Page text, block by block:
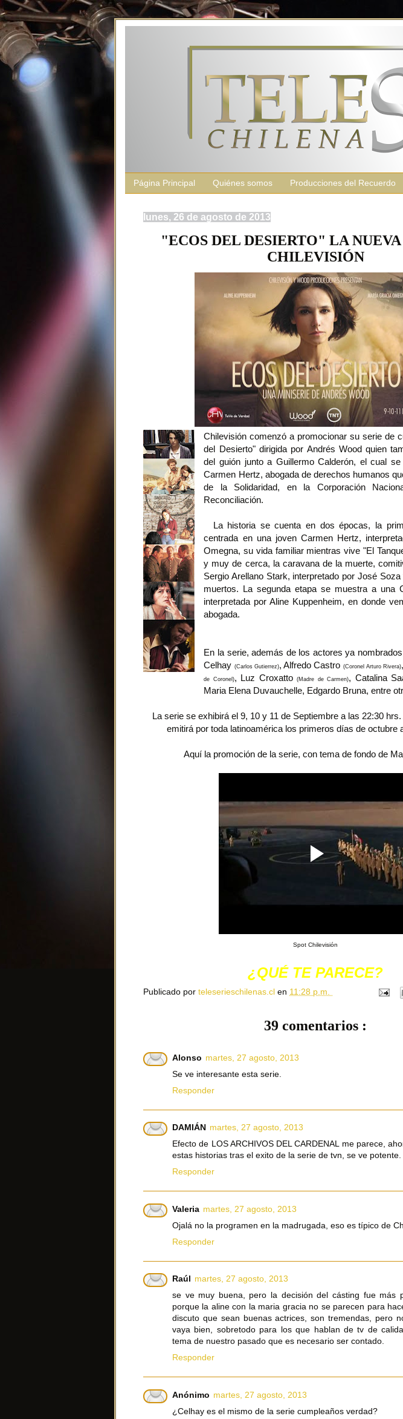
Página Principal Quiénes somos Producciones del Recuerdo
lunes, 26 de agosto de 2013
"ECOS DEL DESIERTO" LA NUEVA
CHILEVISIÓN
Chilevisión comenzó a promocionar su serie de
del Desierto" dirigida por Andrés Wood quien
del guión junto a Guillermo Calderón, el cual
Carmen Hertz, abogada de derechos humanos
de la Solidaridad, en la Corporación
Reconciliación.
La historia se cuenta en dos épocas, la
centrada en una joven Carmen Hertz,
Omegna, su vida familiar mientras vive "El
y muy de cerca, la caravana de la muerte,
Sergio Arellano Stark, interpretado por José
muertos. La segunda etapa se muestra a una
interpretada por Aline Kuppenheim, en donde
abogada.
En la serie, además de los actores ya
Celhay (Carlos Gutierrez), Alfredo Castro (Coronel Arturo Rivera)
de Coronel), Luz Croxatto(Madre de Carmen), Catalina
Maria Elena Duvauchelle, Edgardo Bruna, entre
La serie se exhibirá el 9, 10 y 11 de Septiembre a las 22:30
emitirá por toda latinoamérica los primeros días de octubre
Aquí la promoción de la serie, con tema de fondo de
Spot Chilevisión
¿QUÉ TE PARECE?
Publicado por teleserieschilenas.cl en 11:28 p.m.
39 comentarios :
Alonso martes, 27 agosto, 2013
Se ve interesante esta serie.
Responder
DAMIÁN martes, 27 agosto, 2013
Efecto de LOS ARCHIVOS DEL CARDENAL me parece,
estas historias tras el exito de la serie de tvn, se ve potente.
Responder
Valeria martes, 27 agosto, 2013
Ojalá no la programen en la madrugada, eso es típico de
Responder
Raúl martes, 27 agosto, 2013
se ve muy buena, pero la decisión del cásting fue más
porque la aline con la maria gracia no se parecen para
discuto que sean buenas actrices, son tremendas, pero
vaya bien, sobretodo para los que hablan de tv de
tema de nuestro pasado que es necesario ser contado.
Responder
Anónimo martes, 27 agosto, 2013
¿Celhay es el mismo de la serie cumpleaños verdad?